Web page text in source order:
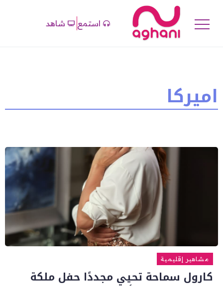
استمع شاهد
اميركا
مشاهير إقليمية
كارول سماحة تحيي مجددًا حفل ملكة